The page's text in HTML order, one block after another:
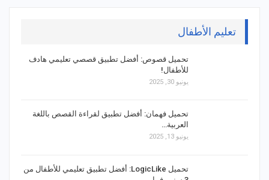
تعليم الأطفال
تحميل قصوص: أفضل تطبيق قصصي تعليمي هادف
للأطفال!
يونيو 30, 2025
تحميل فهمان: أفضل تطبيق لقراءة القصص باللغة
العربية…
يونيو 13, 2025
تحميل LogicLike: أفضل تطبيق تعليمي للأطفال من